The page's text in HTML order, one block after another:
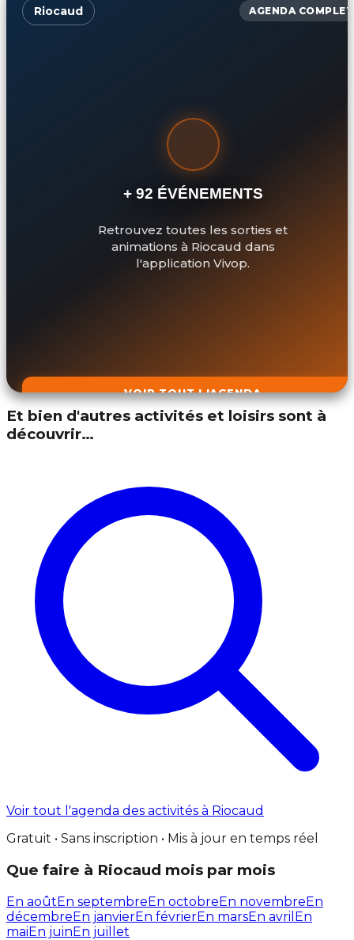
Riocaud AGENDA COMPLET
+ 92 ÉVÉNEMENTS
Retrouvez toutes les sorties et
animations à Riocaud dans
l'application Vivop.
VOIR TOUT L'AGENDA
Et bien d'autres activités et loisirs sont à
découvrir…
Voir tout l'agenda des activités à Riocaud
Gratuit • Sans inscription • Mis à jour en temps réel
Que faire à Riocaud mois par mois
En aoûtEn septembreEn octobreEn novembreEn
décembreEn janvierEn févrierEn marsEn avril En
maiEn juinEn juillet